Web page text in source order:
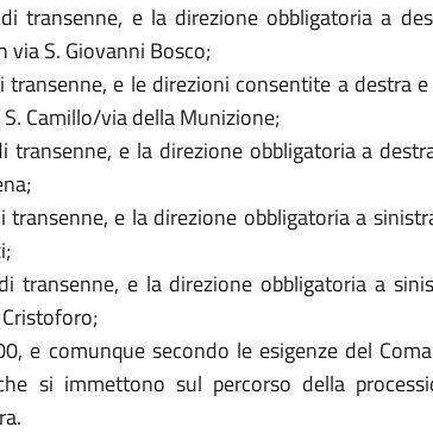
transenne, e la direzione obbligatoria a
via S. Giovanni Bosco;
e le direzioni consentite a destra
Camillo/via della Munizione;
e la direzione obbligatoria a
e la direzione obbligatoria a
transenne, e la direzione obbligatoria a
e comunque secondo le esigenze del
si immettono sul percorso della